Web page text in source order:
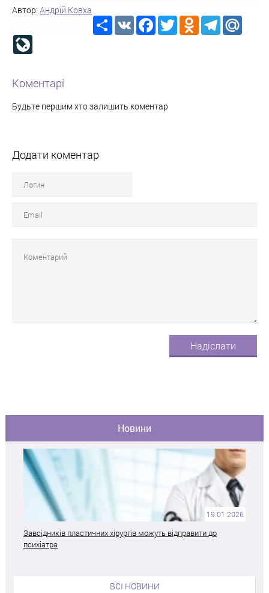
Автор: Андрій Ковха
Share VK Facebook
TwitterOdnoklassniki
Telegram
Коментарі
Будьте першим хто залишить коментар
Додати коментар
Новини
19.01.2026
Завсідників пластичних хірургів можуть відправити до
психіатра
ВСІ НОВИНИ